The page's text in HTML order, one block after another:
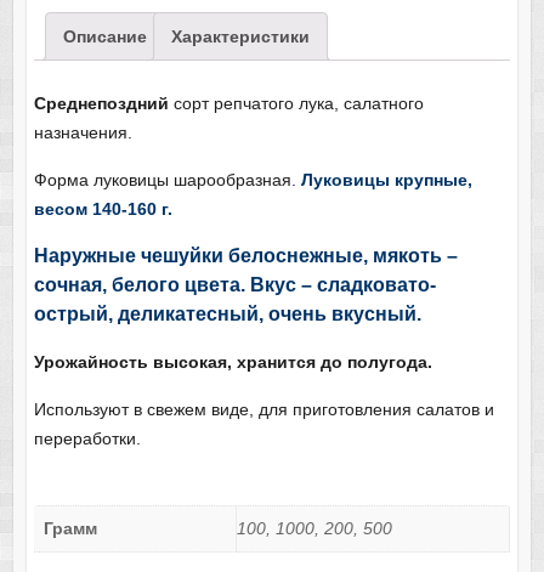
Описание Характеристики
Среднепоздний сорт репчатого лука, салатного
назначения.
Форма луковицы шарообразная. Луковицы крупные,
весом 140-160 г.
Наружные чешуйки белоснежные, мякоть –
сочная, белого цвета. Вкус – сладковато-
острый, деликатесный, очень вкусный.
Урожайность высокая, хранится до полугода.
Используют в свежем виде, для приготовления салатов и
переработки.
Грамм 100, 1000, 200, 500